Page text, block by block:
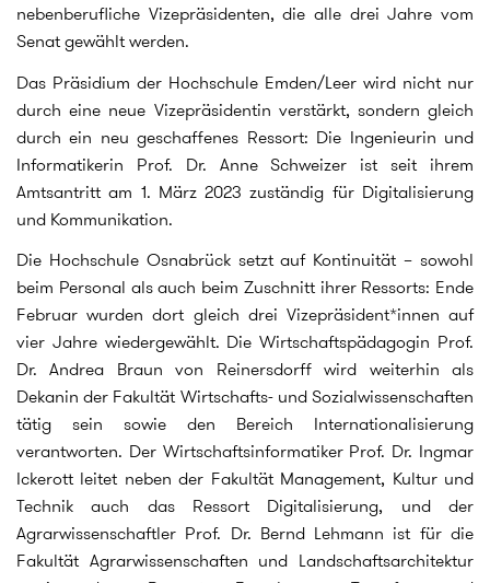
nebenberufliche Vizepräsidenten, die alle drei Jahre vom
Senat gewählt werden.
Das Präsidium der Hochschule Emden/Leer wird nicht nur
durch eine neue Vizepräsidentin verstärkt, sondern gleich
durch ein neu geschaffenes Ressort: Die Ingenieurin und
Informatikerin Prof. Dr. Anne Schweizer ist seit ihrem
Amtsantritt am 1. März 2023 zuständig für Digitalisierung
und Kommunikation.
Die Hochschule Osnabrück setzt auf Kontinuität – sowohl
beim Personal als auch beim Zuschnitt ihrer Ressorts: Ende
Februar wurden dort gleich drei Vizepräsident*innen auf
vier Jahre wiedergewählt. Die Wirtschaftspädagogin Prof.
Dr. Andrea Braun von Reinersdorff wird weiterhin als
Dekanin der Fakultät Wirtschafts- und Sozialwissenschaften
tätig sein sowie den Bereich Internationalisierung
verantworten. Der Wirtschaftsinformatiker Prof. Dr. Ingmar
Ickerott leitet neben der Fakultät Management, Kultur und
Technik auch das Ressort Digitalisierung, und der
Agrarwissenschaftler Prof. Dr. Bernd Lehmann ist für die
Fakultät Agrarwissenschaften und Landschaftsarchitektur